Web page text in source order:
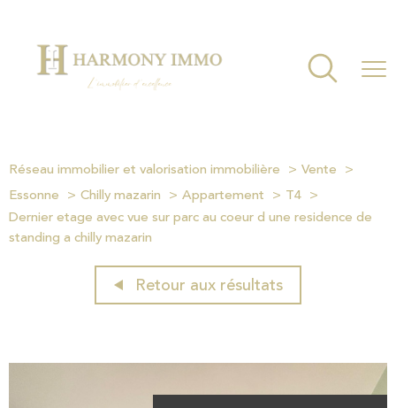
Réseau immobilier et valorisation immobilière
Vente
Essonne
Chilly mazarin Appartement
T4
Dernier etage avec vue sur parc au coeur d une residence de
standing a chilly mazarin
Retour aux résultats